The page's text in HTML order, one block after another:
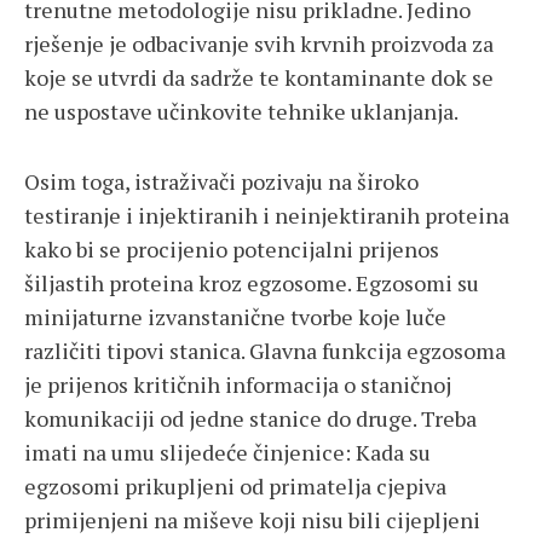
trenutne metodologije nisu prikladne. Jedino
rješenje je odbacivanje svih krvnih proizvoda za
koje se utvrdi da sadrže te kontaminante dok se
ne uspostave učinkovite tehnike uklanjanja.
Osim toga, istraživači pozivaju na široko
testiranje i injektiranih i neinjektiranih proteina
kako bi se procijenio potencijalni prijenos
šiljastih proteina kroz egzosome. Egzosomi su
minijaturne izvanstanične tvorbe koje luče
različiti tipovi stanica. Glavna funkcija egzosoma
je prijenos kritičnih informacija o staničnoj
komunikaciji od jedne stanice do druge. Treba
imati na umu slijedeće činjenice: Kada su
egzosomi prikupljeni od primatelja cjepiva
primijenjeni na miševe koji nisu bili cijepljeni